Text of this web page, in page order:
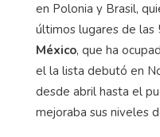
en Polonia y Brasil,
últimos lugares de las
México, que ha
el la lista debutó en
desde abril hasta el
mejoraba sus niveles